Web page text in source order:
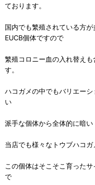
ております。
国内でも繁殖されている方
EUCB個体ですので
繁殖コロニー血の入れ替え
す。
ハコガメの中でもバリエー
い
派手な個体から全体的に暗
当店でも様々なトウブハコガ
この個体はそこそこ育った
で